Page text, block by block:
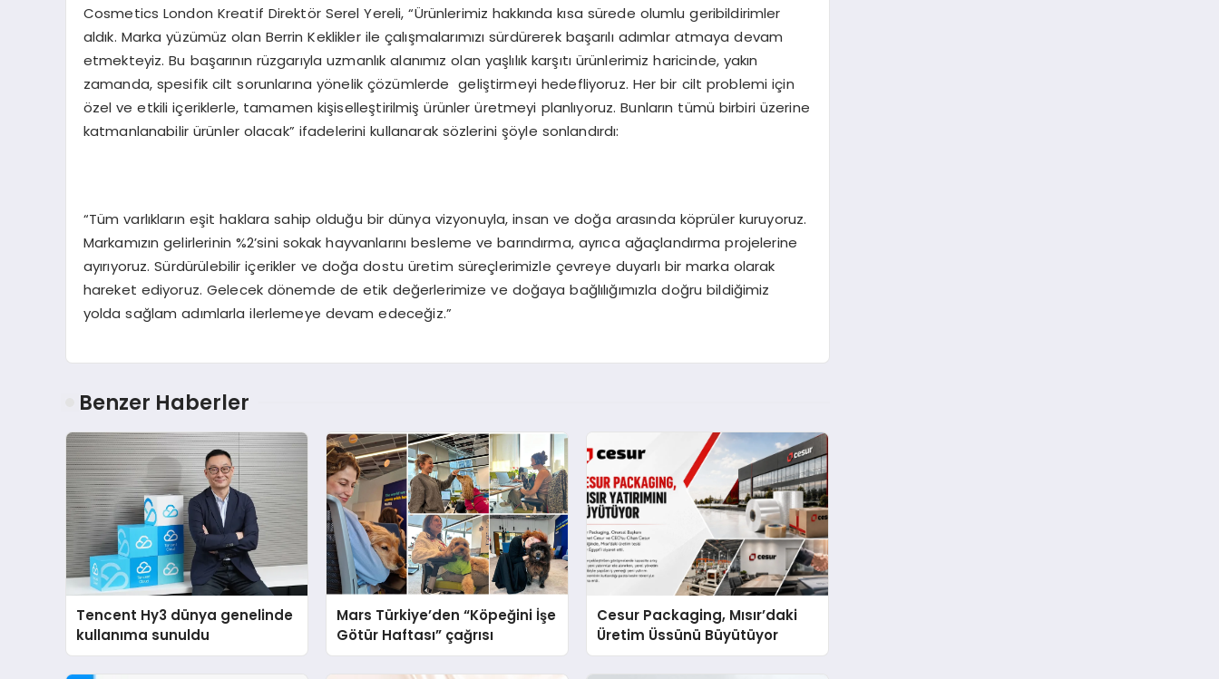
Cosmetics London Kreatif Direktör Serel Yereli, “Ürünlerimiz hakkında kısa sürede olumlu geribildirimler
aldık. Marka yüzümüz olan Berrin Keklikler ile çalışmalarımızı sürdürerek başarılı adımlar atmaya devam
etmekteyiz. Bu başarının rüzgarıyla uzmanlık alanımız olan yaşlılık karşıtı ürünlerimiz haricinde, yakın
zamanda, spesifik cilt sorunlarına yönelik çözümlerde geliştirmeyi hedefliyoruz. Her bir cilt problemi için
özel ve etkili içeriklerle, tamamen kişiselleştirilmiş ürünler üretmeyi planlıyoruz. Bunların tümü birbiri üzerine
katmanlanabilir ürünler olacak” ifadelerini kullanarak sözlerini şöyle sonlandırdı:
“Tüm varlıkların eşit haklara sahip olduğu bir dünya vizyonuyla, insan ve doğa arasında köprüler kuruyoruz.
Markamızın gelirlerinin %2’sini sokak hayvanlarını besleme ve barındırma, ayrıca ağaçlandırma projelerine
ayırıyoruz. Sürdürülebilir içerikler ve doğa dostu üretim süreçlerimizle çevreye duyarlı bir marka olarak
hareket ediyoruz. Gelecek dönemde de etik değerlerimize ve doğaya bağlılığımızla doğru bildiğimiz
yolda sağlam adımlarla ilerlemeye devam edeceğiz.”
Benzer Haberler
Tencent Hy3 dünya genelinde
kullanıma sunuldu
Mars Türkiye’den “Köpeğini İşe
Götür Haftası” çağrısı
Cesur Packaging, Mısır’daki
Üretim Üssünü Büyütüyor